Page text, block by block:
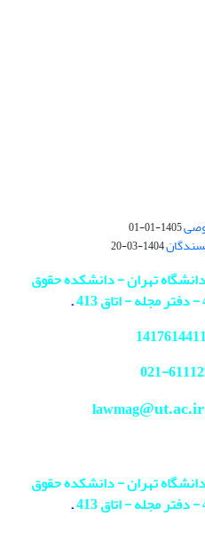
1405-01-01
1404-03-20
دانشگاه تهران - دانشکده حقوق
.
021
@ut.ac.ir
دانشگاه تهران - دانشکده حقوق
.